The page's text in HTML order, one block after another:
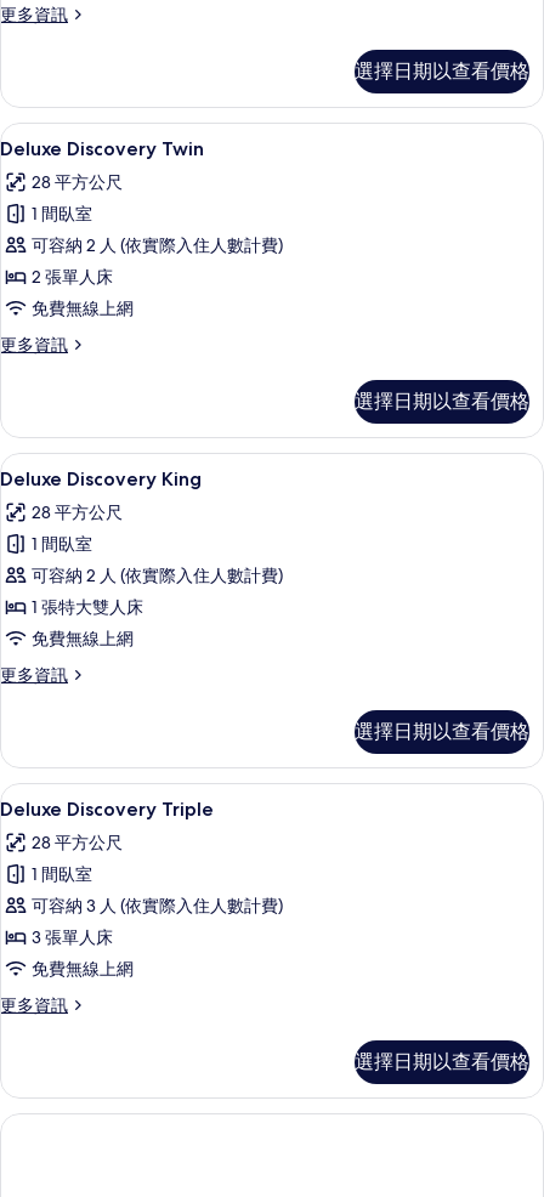
有
更多資訊
更
Twin
的
詳
選擇日期以查看價格
顯
示
Deluxe
Discovery
Twin
的
所
有
Deluxe Discovery Twin | 客房內保險
9
Deluxe Discovery Twin
28 平方公尺
1 間臥室
可容納 2 人 (依實際入住人數計費)
2 張單人床
免費無線上網
更多資訊
更
Twin
的
詳
選擇日期以查看價格
顯
示
Deluxe
Discovery
King
的
所
有
Deluxe Discovery King | 客房內保險
16
Deluxe Discovery King
28 平方公尺
1 間臥室
可容納 2 人 (依實際入住人數計費)
1 張特大雙人床
免費無線上網
更多資訊
更
King
的
詳
選擇日期以查看價格
顯
示
Deluxe
Discovery
Triple
的
所
有
Deluxe Discovery Triple | 客房內保險
13
Deluxe Discovery Triple
28 平方公尺
1 間臥室
可容納 3 人 (依實際入住人數計費)
3 張單人床
免費無線上網
更多資訊
更
Triple
的
詳
選擇日期以查看價格